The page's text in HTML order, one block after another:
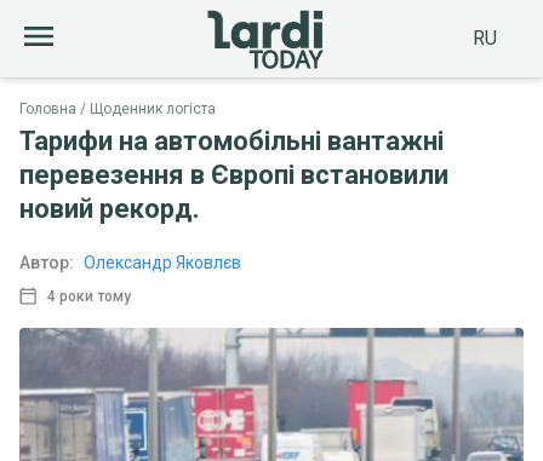
RU
Головна Щоденник логіста
Тарифи на автомобільні вантажні
перевезення в Європі встановили
новий рекорд.
4 роки тому
Автор: Олександр Яковлєв